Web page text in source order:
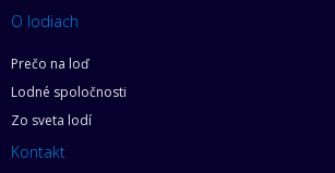
O lodiach
Prečo na loď
Lodné spoločnosti
Zo sveta lodí
Kontakt